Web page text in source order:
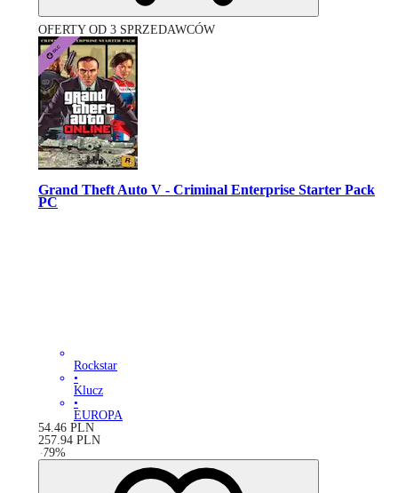
OFERTY OD 3 SPRZEDAWCÓW
Grand Theft Auto V - Criminal Enterprise Starter Pack
PC
Rockstar
•
Klucz
•
EUROPA
54.46 PLN
257.94 PLN
-79%